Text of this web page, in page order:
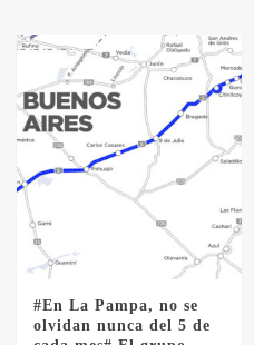
#En La Pampa, no se
olvidan nunca del 5 de